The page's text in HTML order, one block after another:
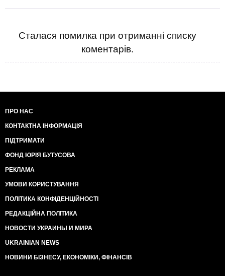
Сталася помилка при отриманні списку
коментарів.
ПРО НАС
КОНТАКТНА ІНФОРМАЦІЯ
ПІДТРИМАТИ
ФОНД ЮРІЯ БУТУСОВА
РЕКЛАМА
УМОВИ КОРИСТУВАННЯ
ПОЛІТИКА КОНФІДЕНЦІЙНОСТІ
РЕДАКЦІЙНА ПОЛІТИКА
НОВОСТИ УКРАИНЫ И МИРА
UKRAINIAN NEWS
НОВИНИ БІЗНЕСУ, ЕКОНОМІКИ, ФІНАНСІВ